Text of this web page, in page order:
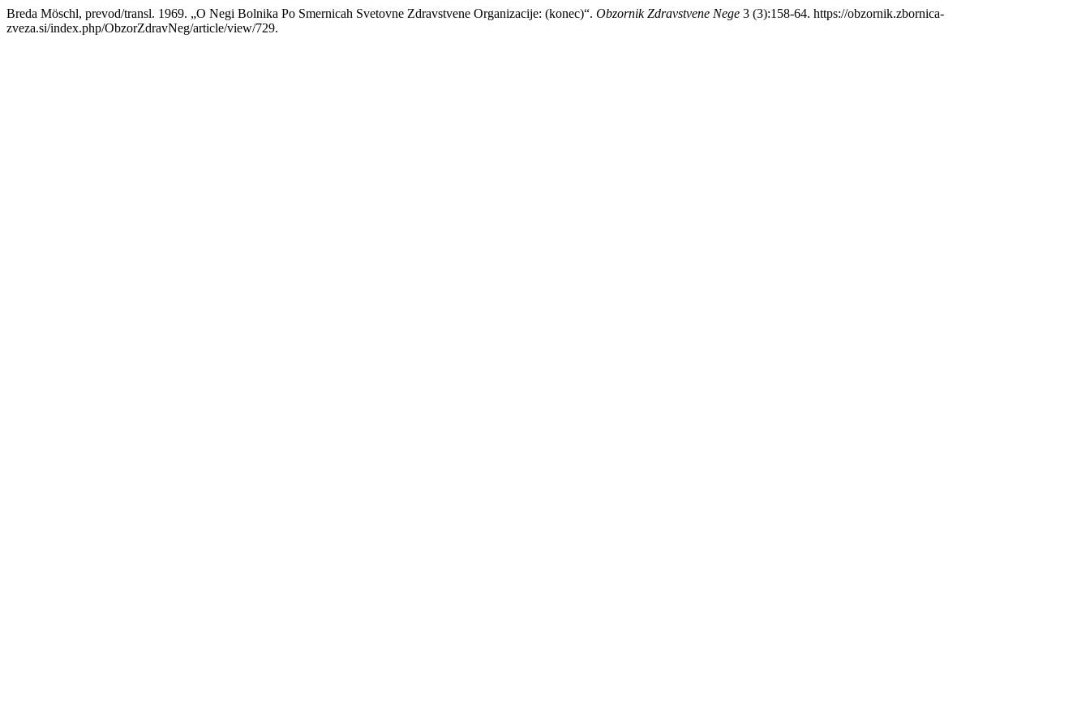
Breda Möschl, prevod/transl. 1969. „O Negi Bolnika Po Smernicah Svetovne Zdravstvene Organizacije: (konec)“. Obzornik Zdravstvene Nege 3 (3):158-64. https://obzornik.zbornica-
zveza.si/index.php/ObzorZdravNeg/article/view/729.